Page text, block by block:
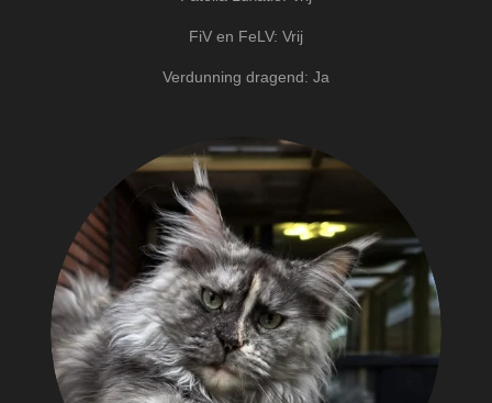
FiV en FeLV: Vrij
Verdunning dragend: Ja